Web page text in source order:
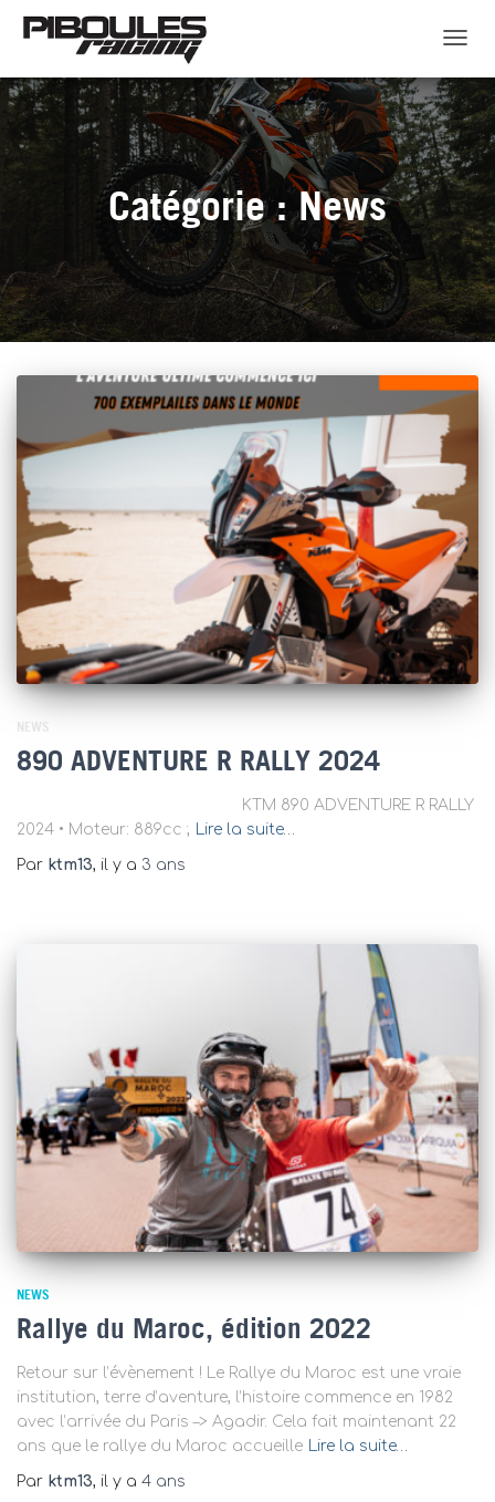
LA
Catégorie :News
NEWS
890 ADVENTURE R RALLY 2024
KTM 890 ADVENTURE R RALLY
2024 • Moteur: 889cc ;
Lire la suite…
Par ktm13, il y a 3 ans
NEWS
Rallye du Maroc, édition 2022
Retour sur l’évènement ! Le Rallye du Maroc est une vraie
institution, terre d’aventure, l’histoire commence en 1982
avec l’arrivée du Paris –> Agadir. Cela fait maintenant 22
ans que le rallye du Maroc accueille Lire la suite…
Par ktm13, il y a 4 ans